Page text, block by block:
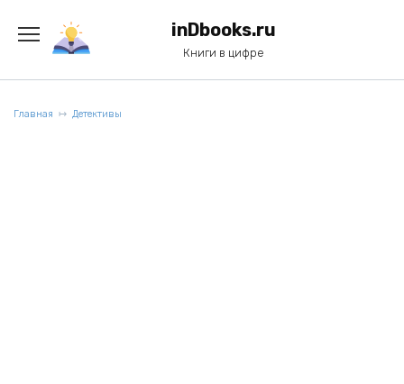
содержанию
inDbooks.ru
Книги в цифре
Главная Детективы